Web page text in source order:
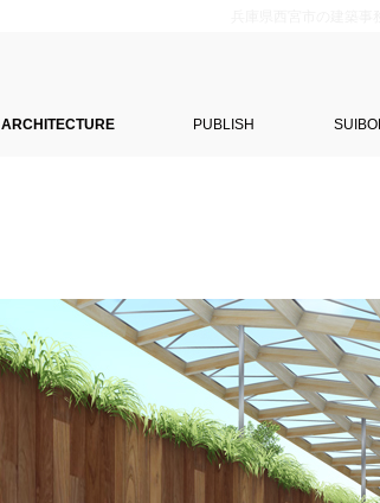
ARCHITECTURE PUBLISH